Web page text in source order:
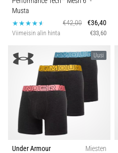
Musta
€42,00
€36,40
Viimeisin alin hinta €33,60
Uusi
Under Armour
Miesten